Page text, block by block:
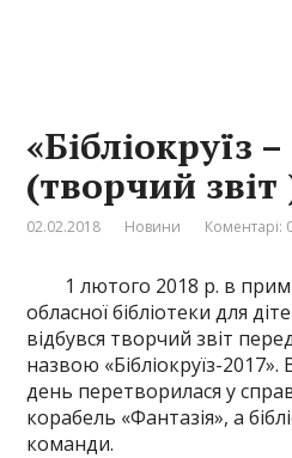
«Бібліокруїз
(творчий звіт
02.02.2018 Новини Коментарі:
1 лютого 2018 р. в
обласної бібліотеки для
відбувся творчий звіт
назвою «Бібліокруїз-2017».
день перетворилася у
корабель «Фантазія», а
команди.